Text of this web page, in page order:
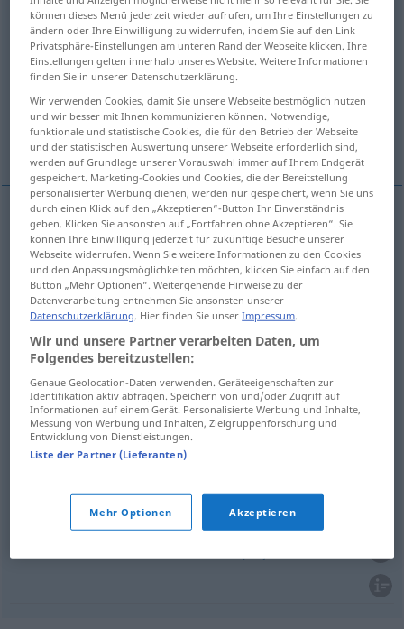
Übersicht aller Übersetzungen
(Für mehr Details die Übersetzung anklicken/antippen)
single single, non-recurring
unique, singular, exceptional
single einmalignicht mehrmalig
single einmaligbesonders
non-recurring
unique einmaligeinzigartig
einmalig FIG
können dieses Menü jederzeit wieder aufrufen, um Ihre Einstellungen zu
ändern oder Ihre Einwilligung zu widerrufen, indem Sie auf den Link
Privatsphäre-Einstellungen am unteren Rand der Webseite klicken. Ihre
Einstellungen gelten innerhalb unseres Website. Weitere Informationen
finden Sie in unserer Datenschutzerklärung.
Wir verwenden Cookies, damit Sie unsere Webseite bestmöglich nutzen
und wir besser mit Ihnen kommunizieren können. Notwendige,
funktionale und statistische Cookies, die für den Betrieb der Webseite
und der statistischen Auswertung unserer Webseite erforderlich sind,
werden auf Grundlage unserer Vorauswahl immer auf Ihrem Endgerät
gespeichert. Marketing-Cookies und Cookies, die der Bereitstellung
personalisierter Werbung dienen, werden nur gespeichert, wenn Sie uns
durch einen Klick auf den „Akzeptieren“-Button Ihr Einverständnis
geben. Klicken Sie ansonsten auf „Fortfahren ohne Akzeptieren“. Sie
können Ihre Einwilligung jederzeit für zukünftige Besuche unserer
Webseite widerrufen. Wenn Sie weitere Informationen zu den Cookies
und den Anpassungsmöglichkeiten möchten, klicken Sie einfach auf den
Button „Mehr Optionen“. Weitergehende Hinweise zu der
Datenverarbeitung entnehmen Sie ansonsten unserer
Datenschutzerklärung. Hier finden Sie unserImpressum.
Wir und unsere Partner verarbeiten Daten, um
Folgendes bereitzustellen:
Genaue Geolocation-Daten verwenden. Geräteeigenschaften zur
Identifikation aktiv abfragen. Speichern von und/oder Zugriff auf
Informationen auf einem Gerät. Personalisierte Werbung und Inhalte,
Messung von Werbung und Inhalten, Zielgruppenforschung und
Entwicklung von Dienstleistungen.
Liste der Partner (Lieferanten)
Mehr Optionen Akzeptieren